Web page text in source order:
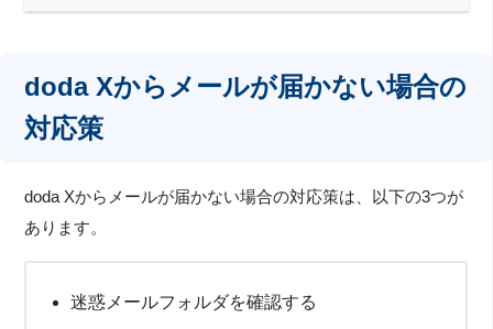
doda Xからメールが届かない場合の
対応策
doda Xからメールが届かない場合の対応策は、以下の3つが
あります。
迷惑メールフォルダを確認する